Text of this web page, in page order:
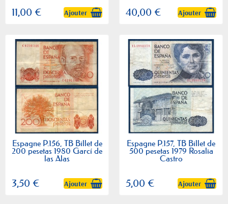
11,00 € Ajouter 40,00 € Ajouter
Espagne P.156, TB Billet de
200 pesetas 1980 Garcí de
las Alas
3,50 € Ajouter
Espagne P.157, TB Billet de
500 pesetas 1979 Rosalia
Castro
5,00 € Ajouter